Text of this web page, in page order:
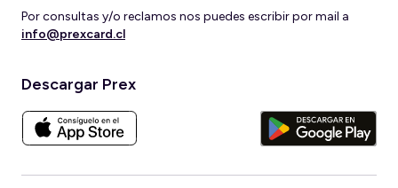
Por consultas y/o reclamos nos puedes escribir por mail a
info@prexcard.cl
Descargar Prex